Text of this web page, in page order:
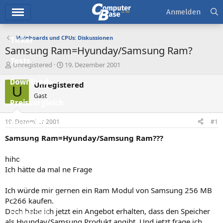
Ticker
Tests
Downloads
Preisvergleich
Forum
Aktuelles
Empfohlene Inhalte
Neueste Aktivitäten
Leserartikel
Anmelden
Mainboards und CPUs: Diskussionen
Samsung Ram=Hyunday/Samsung Ram?
E
s
e
e
r
Unregistered
E
s
t
a
m
19. Dezember 2001
U Unregistered
Gast
19. Dezember 2001 #1
Samsung Ram=Hyunday/Samsung Ram???
hiho
Ich hätte da mal ne Frage
Ich würde mir gernen ein Ram Modul von Samsung 256 MB
Pc266 kaufen.
Doch habe ich jetzt ein Angebot erhalten, dass den Speicher